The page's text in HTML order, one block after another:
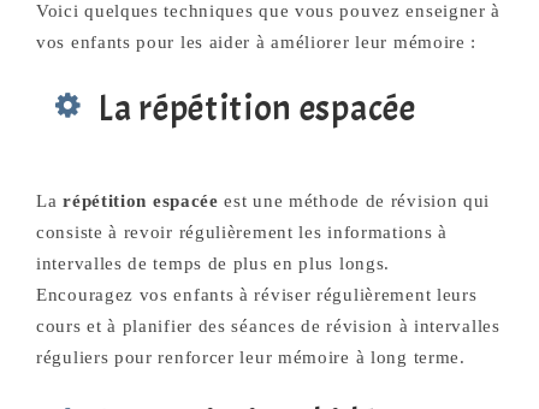
Voici quelques techniques que vous pouvez enseigner à
vos enfants pour les aider à améliorer leur mémoire :
La répétition espacée
Larépétition espacée est une méthode de révision qui
consiste à revoir régulièrement les informations à
intervalles de temps de plus en plus longs.
Encouragez vos enfants à réviser régulièrement leurs
cours et à planifier des séances de révision à intervalles
réguliers pour renforcer leur mémoire à long terme.